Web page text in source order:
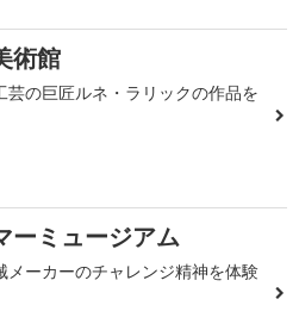
術館
芸の巨匠ルネ・ラリックの作品を
ーミュージアム
メーカーのチャレンジ精神を体験